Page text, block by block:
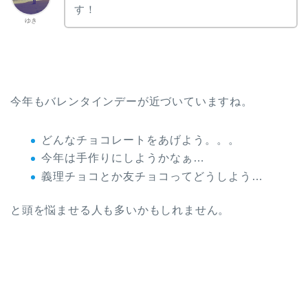
ゆき
す！
今年もバレンタインデーが近づいていますね。
どんなチョコレートをあげよう。。。
今年は手作りにしようかなぁ…
義理チョコとか友チョコってどうしよう…
と頭を悩ませる人も多いかもしれません。